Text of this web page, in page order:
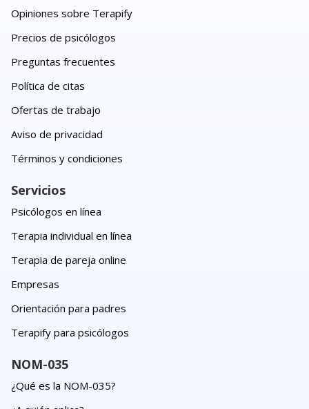
Opiniones sobre Terapify
Precios de psicólogos
Preguntas frecuentes
Política de citas
Ofertas de trabajo
Aviso de privacidad
Términos y condiciones
Servicios
Psicólogos en línea
Terapia individual en línea
Terapia de pareja online
Empresas
Orientación para padres
Terapify para psicólogos
NOM-035
¿Qué es la NOM-035?